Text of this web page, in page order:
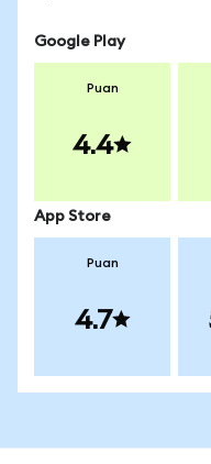
Google Play
Puan
4.4
App Store
Puan
4.7